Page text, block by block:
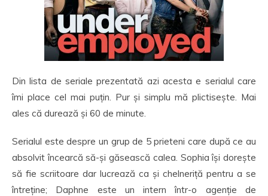
Din lista de seriale prezentată azi acesta e serialul care
îmi place cel mai puțin. Pur și simplu mă plictisește. Mai
ales că durează și 60 de minute.
Serialul este despre un grup de 5 prieteni care după ce au
absolvit încearcă să-și găsească calea. Sophia își dorește
să fie scriitoare dar lucrează ca și chelneriță pentru a se
întreține; Daphne este un intern într-o agenție de